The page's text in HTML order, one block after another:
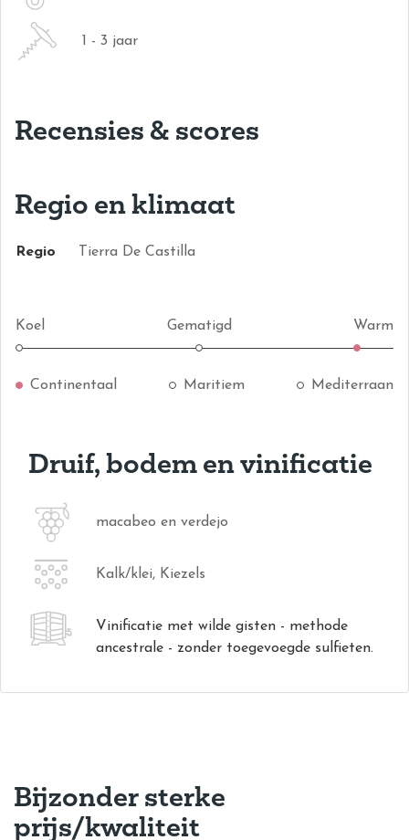
1 - 3 jaar
Recensies & scores
Regio en klimaat
Regio Tierra De Castilla
Koel Gematigd Warm
Continentaal Maritiem Mediterraan
Druif, bodem en vinificatie
macabeo en verdejo
Kalk/klei, Kiezels
Vinificatie met wilde gisten - methode
ancestrale - zonder toegevoegde sulfieten.
Bijzonder sterke
prijs/kwaliteit